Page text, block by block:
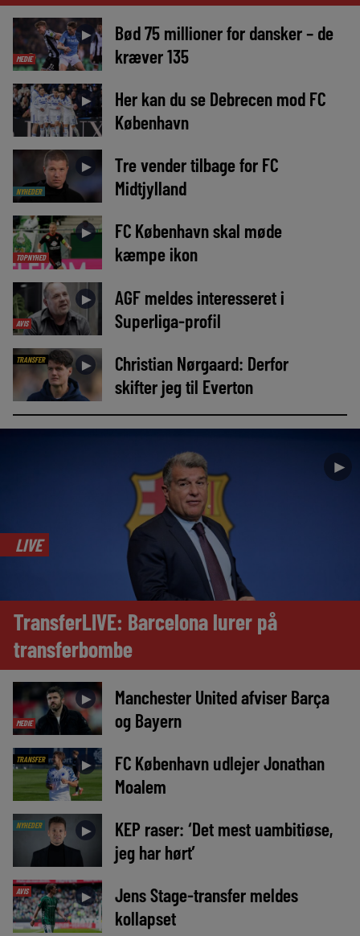
MEDIE
►
Bød 75 millioner for dansker – de
kræver 135
►
Her kan du se Debrecen mod FC
København
NYHEDER
►
Tre vender tilbage for FC
Midtjylland
TOPNYHED
►
FC København skal møde
kæmpe ikon
AVIS
►
AGF meldes interesseret i
Superliga-profil
TRANSFER ►
Christian Nørgaard: Derfor
skifter jeg til Everton
►
LIVE
TransferLIVE: Barcelona lurer på
transferbombe
MEDIE
►
Manchester United afviser Barça
og Bayern
TRANSFER ►
FC København udlejer Jonathan
Moalem
NYHEDER ►
KEP raser: ‘Det mest uambitiøse,
jeg har hørt’
AVIS ►
Jens Stage-transfer meldes
kollapset